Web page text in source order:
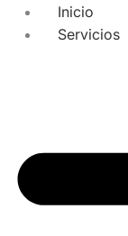
Inicio
Servicios